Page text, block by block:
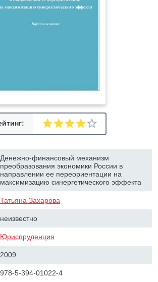
Денежно-финансовый механизм
преобразования экономики России в
направлении ее переориентации на
максимизацию синергетического эффекта
Татьяна Захарова
неизвестно
Юриспруденция
2009
978-5-394-01022-4